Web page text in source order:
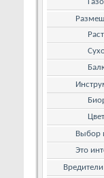
Выбор
Это